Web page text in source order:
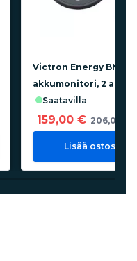
Victron Energy BMV-
akkumonitori, 2 akkua
saatavilla
159,00 € 206,00 €
Lisää